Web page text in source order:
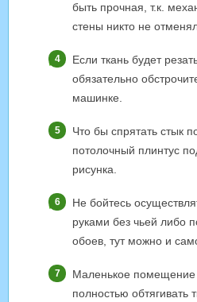
быть прочная, т.к.
стены никто не
Если ткань будет
обязательно
машинке.
Что бы спрятать стык
потолочный плинтус
рисунка.
Не бойтесь
руками без чьей либо
обоев, тут можно и
Маленькое помещение
полностью обтягивать